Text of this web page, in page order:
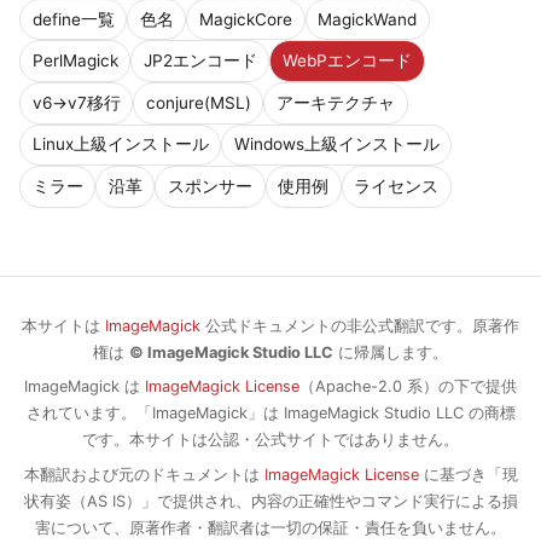
define一覧 色名 MagickCore MagickWand
PerlMagick JP2エンコード WebPエンコード
v6→v7移行 conjure(MSL) アーキテクチャ
Linux上級インストール Windows上級インストール
ミラー 沿革 スポンサー 使用例 ライセンス
本サイトは ImageMagick 公式ドキュメントの非公式翻訳です。原著作
権は © ImageMagick Studio LLC に帰属します。
ImageMagick は ImageMagick License （Apache-2.0 系）の下で提供
されています。「ImageMagick」は ImageMagick Studio LLC の商標
です。本サイトは公認・公式サイトではありません。
本翻訳および元のドキュメントは ImageMagick Licenseに基づき「現
状有姿（AS IS）」で提供され、内容の正確性やコマンド実行による損
害について、原著作者・翻訳者は一切の保証・責任を負いません。